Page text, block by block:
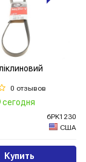
0 отзывов
сегодня
6PK1230
США
Купить